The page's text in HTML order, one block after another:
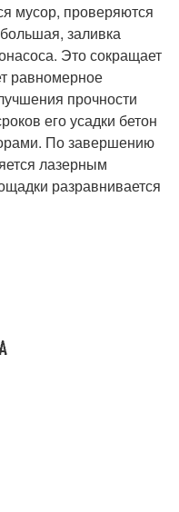
мусор, проверяются
заливка
Это сокращает
равномерное
прочности
его усадки бетон
По завершению
лазерным
разравнивается